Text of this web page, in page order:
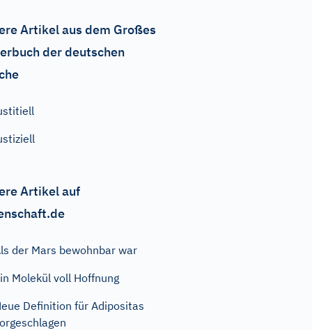
Artikel aus dem Großes
der deutschen
Artikel auf
der Mars bewohnbar war
Molekül voll Hoffnung
Definition für Adipositas